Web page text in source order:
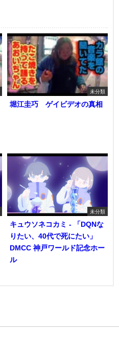
未分類
堀江圭巧 ゲイビデオの真相
未分類
キュウソネコカミ - 「DQNな
りたい、40代で死にたい」
DMCC 神戸ワールド記念ホー
ル